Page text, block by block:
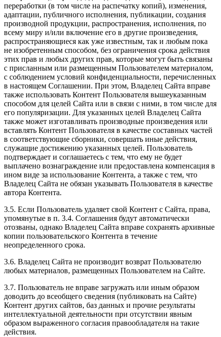
переработки (в том числе на распечатку копий), изменения,
адаптации, публичного исполнения, публикации, создания
производной продукции, распространения, исполнения, по
всему миру и/или включение его в другие произведения,
распространяющиеся как уже известным, так и любым пока
не изобретенным способом, без ограничения срока действия
этих прав и любых других прав, которые могут быть связаны
с присланным или размещенным Пользователем материалом,
с соблюдением условий конфиденциальности, перечисленных
в настоящем Соглашении. При этом, Владелец Сайта вправе
также использовать Контент Пользователя вышеуказанным
способом для целей Сайта или в связи с ними, в том числе для
его популяризации. Для указанных целей Владелец Сайта
также может изготавливать производные произведения или
вставлять Контент Пользователя в качестве составных частей
в соответствующие сборники, совершать иные действия,
служащие достижению указанных целей. Пользователь
подтверждает и соглашаетесь с тем, что ему не будет
выплачено вознаграждение или предоставлена компенсация в
ином виде за использование Контента, а также с тем, что
Владелец Сайта не обязан указывать Пользователя в качестве
автора Контента.
3.5. Если Пользователь удаляет свой Контент с Сайта, права,
упомянутые в п. 3.4. Соглашения будут автоматически
отозваны, однако Владелец Сайта вправе сохранять архивные
копии пользовательского Контента в течение
неопределенного срока.
3.6. Владелец Сайта не производит возврат Пользователю
любых материалов, размещенных Пользователем на Сайте.
3.7. Пользователь не вправе загружать или иным образом
доводить до всеобщего сведения (публиковать на Сайте)
Контент других сайтов, баз данных и прочие результаты
интеллектуальной деятельности при отсутствии явным
образом выраженного согласия правообладателя на такие
действия.